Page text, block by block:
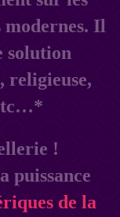
modernes. Il
solution
religieuse,
!
puissance
de la